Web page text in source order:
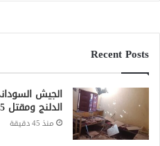
Recent Posts
الجيش
الدلنج ومقتل 5 مدنيين في هجوم جنوبي الأبيض
منذ 45 دقيقة